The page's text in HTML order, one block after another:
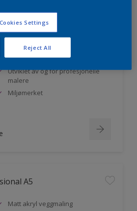
20
Veggmaling med god dekkevne
Utviklet av og for profesjonelle
malere
Miljømerket
A5
Matt akryl veggmaling
Cookies Settings
Reject All